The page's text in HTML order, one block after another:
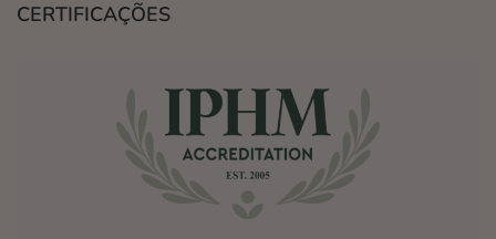
CERTIFICAÇÕES